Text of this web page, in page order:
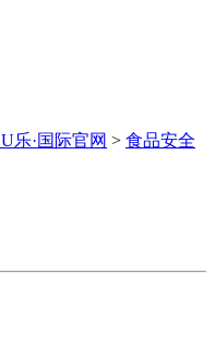
U乐·国际官网 > 食品安全